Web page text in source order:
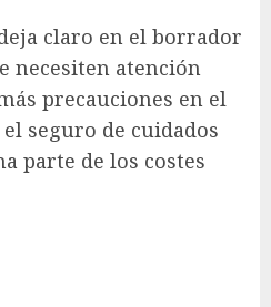
claro en el borrador
necesiten atención
precauciones en el
seguro de cuidados
parte de los costes